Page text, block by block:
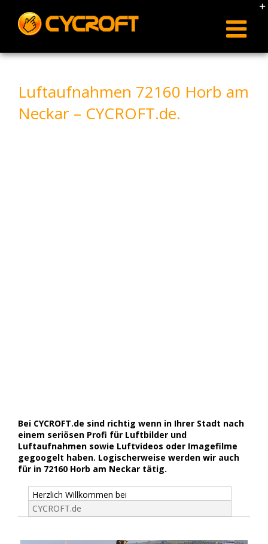
content
Luftaufnahmen 72160 Horb am
Neckar – CYCROFT.de.
Bei CYCROFT.de sind richtig wenn in Ihrer Stadt nach
einem seriösen Profi für Luftbilder und
Luftaufnahmen sowie Luftvideos oder Imagefilme
gegoogelt haben. Logischerweise werden wir auch
für in 72160 Horb am Neckar tätig.
Herzlich Willkommen bei
CYCROFT.de